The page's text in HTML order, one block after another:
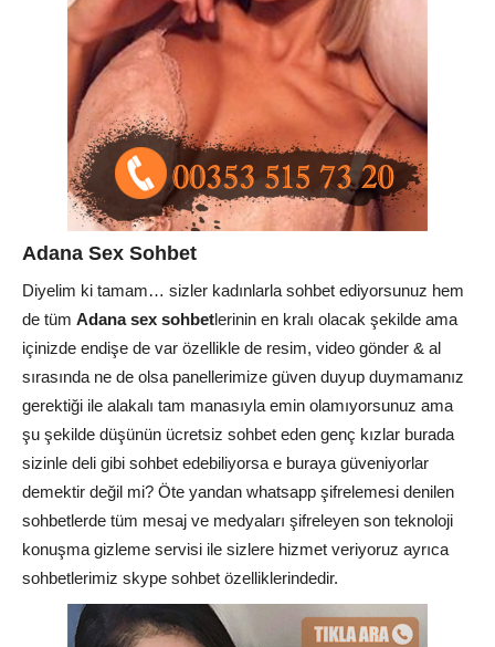
Adana Sex Sohbet
Diyelim ki tamam… sizler kadınlarla sohbet ediyorsunuz hem
de tüm Adana sex sohbetlerinin en kralı olacak şekilde ama
içinizde endişe de var özellikle de resim, video gönder & al
sırasında ne de olsa panellerimize güven duyup duymamanız
gerektiği ile alakalı tam manasıyla emin olamıyorsunuz ama
şu şekilde düşünün ücretsiz sohbet eden genç kızlar burada
sizinle deli gibi sohbet edebiliyorsa e buraya güveniyorlar
demektir değil mi? Öte yandan whatsapp şifrelemesi denilen
sohbetlerde tüm mesaj ve medyaları şifreleyen son teknoloji
konuşma gizleme servisi ile sizlere hizmet veriyoruz ayrıca
sohbetlerimiz skype sohbet özelliklerindedir.